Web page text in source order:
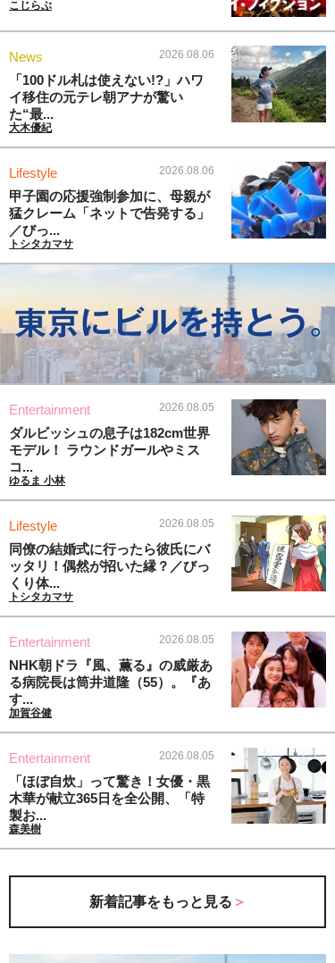
こじらぶ
News 2026.08.06
「100ドル札は使えない!?」ハワ
イ移住の元テレ朝アナが驚い
た“最...
大木優紀
Lifestyle 2026.08.06
甲子園の応援強制参加に、母親が
猛クレーム「ネットで告発する」
／びっ...
トシタカマサ
Entertainment 2026.08.05
ダルビッシュの息子は182cm世界
モデル！ ラウンドガールやミス
コ...
ゆるま 小林
Lifestyle 2026.08.05
同僚の結婚式に行ったら彼氏にバ
ッタリ！偶然が招いた縁？／びっ
くり体...
トシタカマサ
Entertainment 2026.08.05
NHK朝ドラ『風、薫る』の威厳あ
る病院長は筒井道隆（55）。『あ
す...
加賀谷健
Entertainment 2026.08.05
「ほぼ自炊」って驚き！女優・黒
木華が献立365日を全公開、「特
製お...
森美樹
新着記事をもっと見る